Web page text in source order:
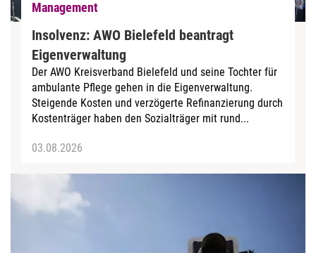
Management
Insolvenz: AWO Bielefeld beantragt
Eigenverwaltung
Der AWO Kreisverband Bielefeld und seine Tochter für
ambulante Pflege gehen in die Eigenverwaltung.
Steigende Kosten und verzögerte Refinanzierung durch
Kostenträger haben den Sozialträger mit rund...
03.08.2026